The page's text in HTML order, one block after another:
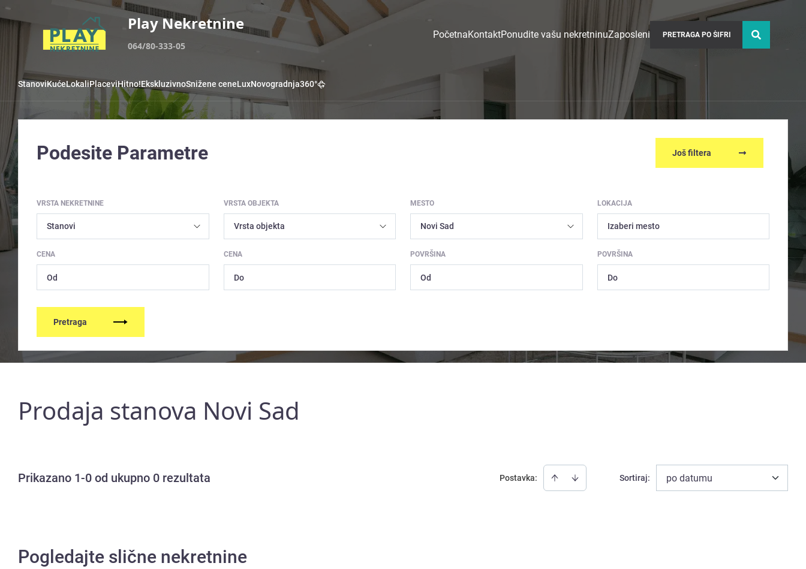
Play Nekretnine
064/80-333-05
PočetnaKontaktPonudite vašu nekretninuZaposleni
StanoviKućeLokaliPlaceviHitno!EkskluzivnoSnižene ceneLuxNovogradnja360°
Podesite Parametre Još filtera
VRSTA NEKRETNINE VRSTA OBJEKTA MESTO LOKACIJA
Izaberi mesto
CENA CENA POVRŠINA POVRŠINA
Pretraga
Prodaja stanova Novi Sad
Prikazano 1-0 od ukupno 0 rezultata Postavka: Sortiraj: po datumu
Pogledajte slične nekretnine